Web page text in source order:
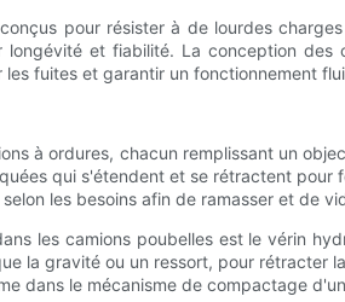
pour résister à de lourdes
et fiabilité. La conception
fuites et garantir un fonctionnement
à ordures, chacun remplissant un
qui s'étendent et se rétractent
les besoins afin de ramasser et de
les camions poubelles est le vérin
la gravité ou un ressort, pour rétracter
dans le mécanisme de compactage